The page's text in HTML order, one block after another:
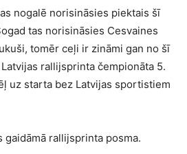
nogalē norisināsies piektais šī
tas norisināsies Cesvaines
tomēr ceļi ir zināmi gan no šī
rallijsprinta čempionāta 5.
uz starta bez Latvijas sportistiem
gaidāmā rallijsprinta posma.